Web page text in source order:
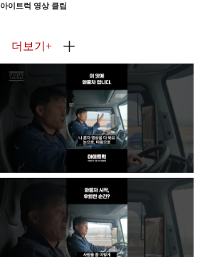
아이트럭 영상 클립
더보기 +